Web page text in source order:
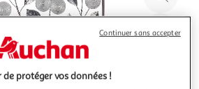
à
protéger vos données !
Continuer sans accepter